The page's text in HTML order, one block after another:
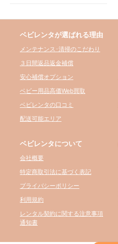
ベビレンタが選ばれる理由
メンテナンス･清掃のこだわり
３日間返品返金補償
安心補償オプション
ベビー用品高価Web買取
ベビレンタの口コミ
配送可能エリア
ベビレンタについて
会社概要
特定商取引法に基づく表記
プライバシーポリシー
利用規約
レンタル契約に関する注意事項
通知書